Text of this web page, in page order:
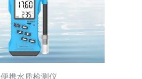
便携水质检测仪